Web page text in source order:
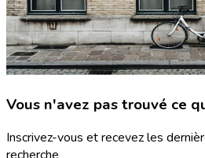
Vous n'avez pas trouvé ce
Inscrivez-vous et recevez les